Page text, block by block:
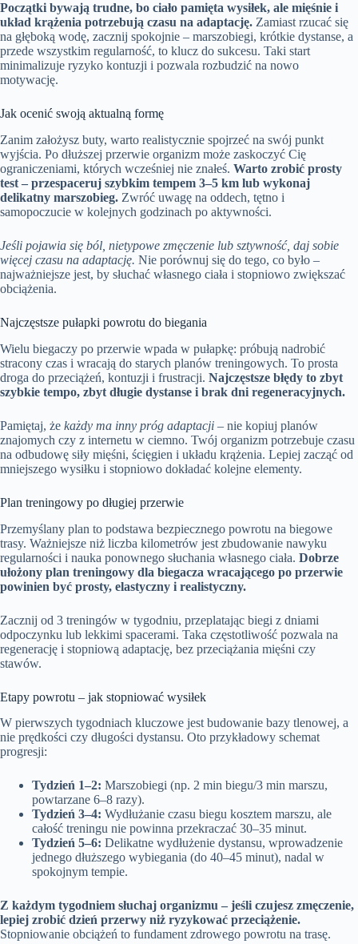
Początki bywają trudne, bo ciało pamięta wysiłek, ale mięśnie i
układ krążenia potrzebują czasu na adaptację. Zamiast rzucać się
na głęboką wodę, zacznij spokojnie – marszobiegi, krótkie dystanse, a
przede wszystkim regularność, to klucz do sukcesu. Taki start
minimalizuje ryzyko kontuzji i pozwala rozbudzić na nowo
motywację.
Jak ocenić swoją aktualną formę
Zanim założysz buty, warto realistycznie spojrzeć na swój punkt
wyjścia. Po dłuższej przerwie organizm może zaskoczyć Cię
ograniczeniami, których wcześniej nie znałeś. Warto zrobić prosty
test – przespaceruj szybkim tempem 3–5 km lub wykonaj
delikatny marszobieg. Zwróć uwagę na oddech, tętno i
samopoczucie w kolejnych godzinach po aktywności.
Jeśli pojawia się ból, nietypowe zmęczenie lub sztywność, daj sobie
więcej czasu na adaptację. Nie porównuj się do tego, co było –
najważniejsze jest, by słuchać własnego ciała i stopniowo zwiększać
obciążenia.
Najczęstsze pułapki powrotu do biegania
Wielu biegaczy po przerwie wpada w pułapkę: próbują nadrobić
stracony czas i wracają do starych planów treningowych. To prosta
droga do przeciążeń, kontuzji i frustracji. Najczęstsze błędy to zbyt
szybkie tempo, zbyt długie dystanse i brak dni regeneracyjnych.
Pamiętaj, że każdy ma inny próg adaptacji – nie kopiuj planów
znajomych czy z internetu w ciemno. Twój organizm potrzebuje czasu
na odbudowę siły mięśni, ścięgien i układu krążenia. Lepiej zacząć od
mniejszego wysiłku i stopniowo dokładać kolejne elementy.
Plan treningowy po długiej przerwie
Przemyślany plan to podstawa bezpiecznego powrotu na biegowe
trasy. Ważniejsze niż liczba kilometrów jest zbudowanie nawyku
regularności i nauka ponownego słuchania własnego ciała. Dobrze
ułożony plan treningowy dla biegacza wracającego po przerwie
powinien być prosty, elastyczny i realistyczny.
Zacznij od 3 treningów w tygodniu, przeplatając biegi z dniami
odpoczynku lub lekkimi spacerami. Taka częstotliwość pozwala na
regenerację i stopniową adaptację, bez przeciążania mięśni czy
stawów.
Etapy powrotu – jak stopniować wysiłek
W pierwszych tygodniach kluczowe jest budowanie bazy tlenowej, a
nie prędkości czy długości dystansu. Oto przykładowy schemat
progresji:
Tydzień 1–2: Marszobiegi (np. 2 min biegu/3 min marszu,
powtarzane 6–8 razy).
Tydzień 3–4: Wydłużanie czasu biegu kosztem marszu, ale
całość treningu nie powinna przekraczać 30–35 minut.
Tydzień 5–6: Delikatne wydłużenie dystansu, wprowadzenie
jednego dłuższego wybiegania (do 40–45 minut), nadal w
spokojnym tempie.
Z każdym tygodniem słuchaj organizmu – jeśli czujesz zmęczenie,
lepiej zrobić dzień przerwy niż ryzykować przeciążenie.
Stopniowanie obciążeń to fundament zdrowego powrotu na trasę.